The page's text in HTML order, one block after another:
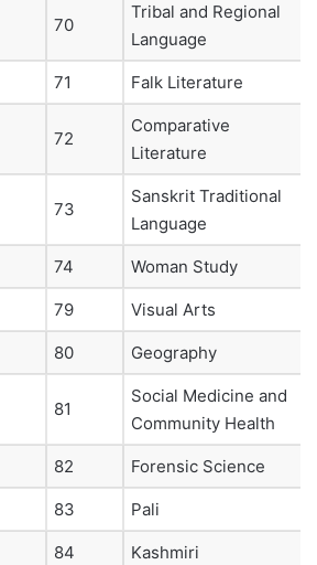
70
Tribal and Regional
Language
71 Falk Literature
72
Comparative
Literature
73
Sanskrit Traditional
Language
74 Woman Study
79 Visual Arts
80 Geography
81
Social Medicine and
Community Health
82 Forensic Science
83 Pali
84 Kashmiri